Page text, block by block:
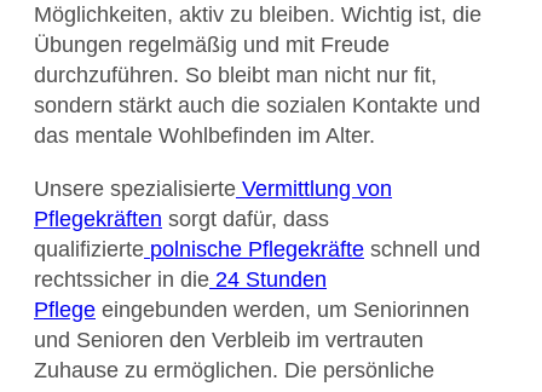
Möglichkeiten, aktiv zu bleiben. Wichtig ist, die
Übungen regelmäßig und mit Freude
durchzuführen. So bleibt man nicht nur fit,
sondern stärkt auch die sozialen Kontakte und
das mentale Wohlbefinden im Alter.
Unsere spezialisierte Vermittlung von
Pflegekräften sorgt dafür, dass
qualifizierte polnische Pflegekräfte schnell und
rechtssicher in die 24 Stunden
Pflege eingebunden werden, um Seniorinnen
und Senioren den Verbleib im vertrauten
Zuhause zu ermöglichen. Die persönliche